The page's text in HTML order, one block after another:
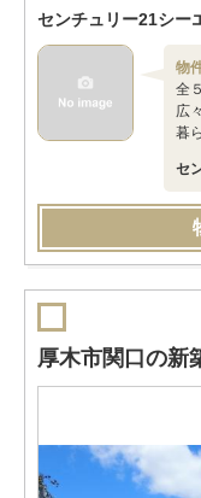
センチュリー21シー
物
全
広
暮
セ
厚木市関口の新